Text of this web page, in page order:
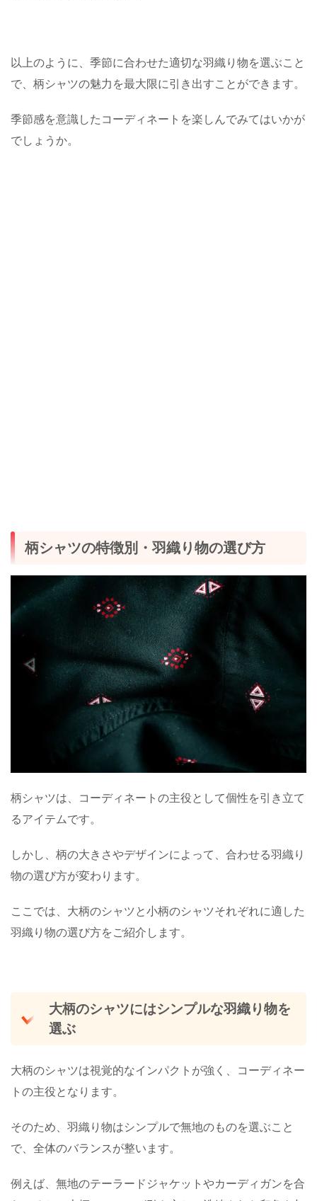
以上のように、季節に合わせた適切な羽織り物を選ぶこと
で、柄シャツの魅力を最大限に引き出すことができます。
季節感を意識したコーディネートを楽しんでみてはいかが
でしょうか。
柄シャツの特徴別・羽織り物の選び方
柄シャツは、コーディネートの主役として個性を引き立て
るアイテムです。
しかし、柄の大きさやデザインによって、合わせる羽織り
物の選び方が変わります。
ここでは、大柄のシャツと小柄のシャツそれぞれに適した
羽織り物の選び方をご紹介します。
大柄のシャツにはシンプルな羽織り物を
選ぶ
大柄のシャツは視覚的なインパクトが強く、コーディネー
トの主役となります。
そのため、羽織り物はシンプルで無地のものを選ぶこと
で、全体のバランスが整います。
例えば、無地のテーラードジャケットやカーディガンを合